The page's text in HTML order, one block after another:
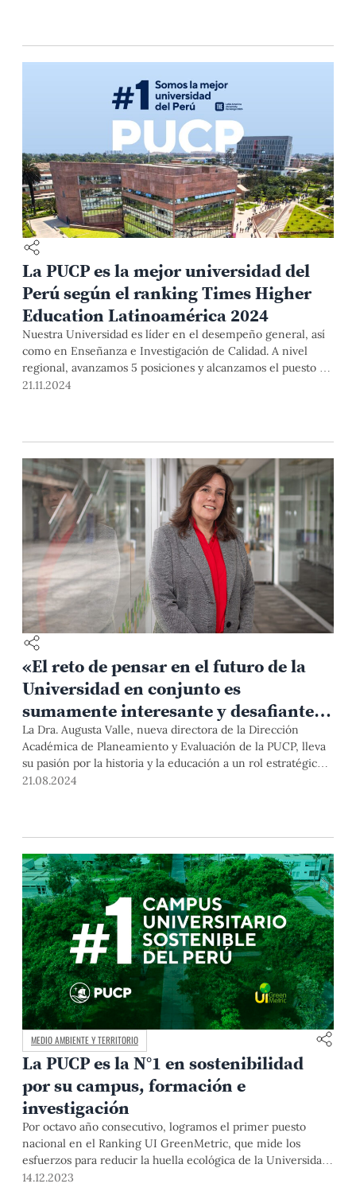
La PUCP es la mejor universidad del
Perú según el ranking Times Higher
Education Latinoamérica 2024
Nuestra Universidad es líder en el desempeño general, así
como en Enseñanza e Investigación de Calidad. A nivel
regional, avanzamos 5 posiciones y alcanzamos el puesto 35
en América Latina.
21.11.2024
«El reto de pensar en el futuro de la
Universidad en conjunto es
sumamente interesante y desafiante»:
Augusta Valle asume la dirección de la
DAPE
La Dra. Augusta Valle, nueva directora de la Dirección
Académica de Planeamiento y Evaluación de la PUCP, lleva
su pasión por la historia y la educación a un rol estratégico.
Ella está lista para enfrentar los retos del siglo XXI, y
21.08.2024
MEDIO AMBIENTE Y TERRITORIO
La PUCP es la N°1 en sostenibilidad
por su campus, formación e
investigación
Por octavo año consecutivo, logramos el primer puesto
nacional en el Ranking UI GreenMetric, que mide los
esfuerzos para reducir la huella ecológica de la Universidad,
así como la educación e investigación sobre sostenibilidad.
14.12.2023